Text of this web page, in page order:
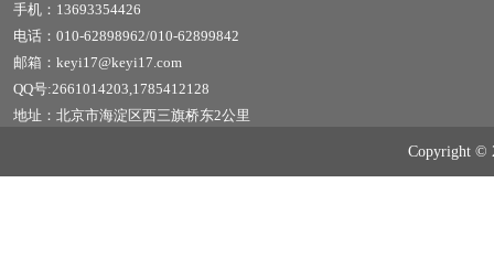
手机：13693354426
电话：010-62898962/010-62899842
邮箱：keyi17@keyi17.com
QQ号:2661014203,1785412128
地址：北京市海淀区西三旗桥东2公里
Copyright ©